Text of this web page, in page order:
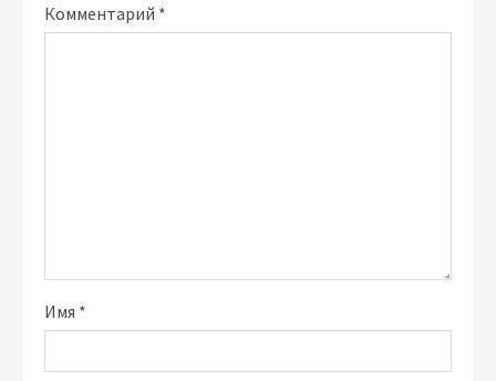
Комментарий *
Имя *